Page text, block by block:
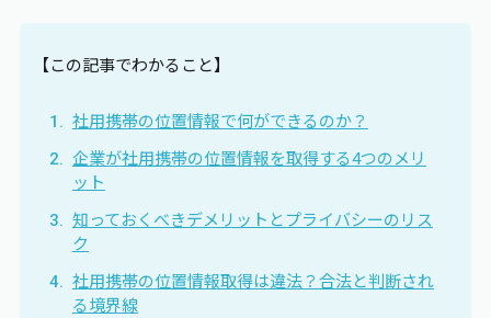
【この記事でわかること】
社用携帯の位置情報で何ができるのか？
企業が社用携帯の位置情報を取得する4つのメリ
ット
知っておくべきデメリットとプライバシーのリス
ク
社用携帯の位置情報取得は違法？合法と判断され
る境界線